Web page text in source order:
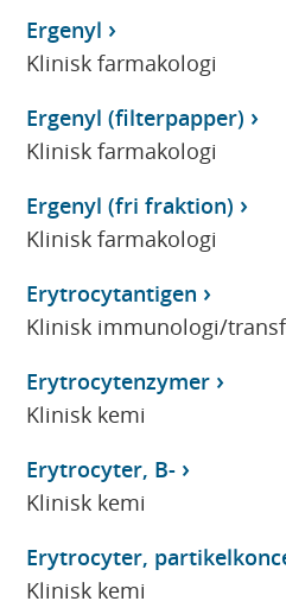
Ergenyl
Klinisk farmakologi
Ergenyl (filterpapper)
Klinisk farmakologi
Ergenyl (fri fraktion)
Klinisk farmakologi
Erytrocytantigen
Klinisk immunologi/
Erytrocytenzymer
Klinisk kemi
Erytrocyter, B-
Klinisk kemi
Erytrocyter,
Klinisk kemi